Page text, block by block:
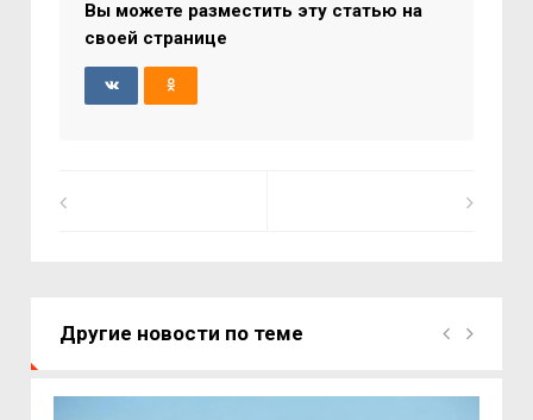
Вы можете разместить эту статью на
своей странице
Другие новости по теме